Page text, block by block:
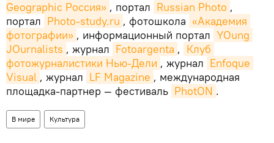
Geographic Россия» , портал Russian Photo ,
портал Photo-study.ru , фотошкола «Академия
фотографии» , информационный портал YOung
JOurnalists , журнал Fotoargenta , Клуб
фотожурналистики Нью-Дели , журнал Enfoque
Visual , журнал LF Magazine , международная
площадка-партнер — фестиваль PhotON .
В мире Культура